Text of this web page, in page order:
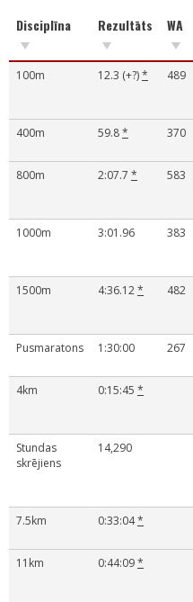
Disciplīna Rezultāts WA
100m 12.3 (+?)* 489
400m
59.8* 370
800m
2:07.7 * 583
1000m
3:01.96 383
1500m
4:36.12* 482
Pusmaratons
1:30:00 267
4km
0:15:45 *
Stundas
skrējiens
14,290
7.5km
0:33:04*
11km
0:44:09*